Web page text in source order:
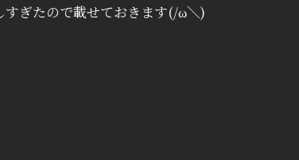
すぎたので載せておきます(/ω＼)